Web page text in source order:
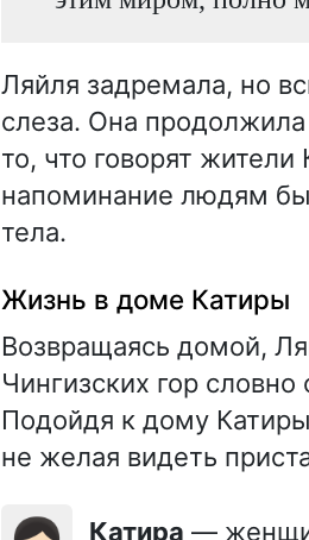
Ляйля задремала, но
слеза. Она
то, что говорят
напоминание людям
тела.
Жизнь в доме Катиры
Возвращаясь домой,
Чингизских гор
Подойдя к дому
не желая видеть
Катира —